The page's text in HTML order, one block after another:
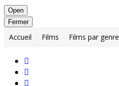
Open
Fermer
Accueil Films Films par genre